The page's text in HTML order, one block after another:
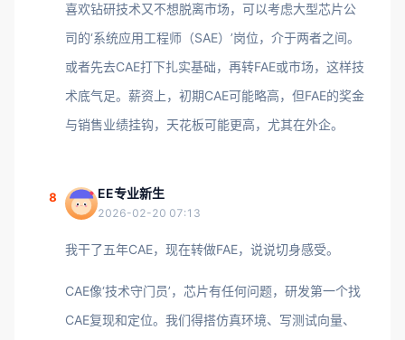
喜欢钻研技术又不想脱离市场，可以考虑大型芯片公
司的‘系统应用工程师（SAE）’岗位，介于两者之间。
或者先去CAE打下扎实基础，再转FAE或市场，这样技
术底气足。薪资上，初期CAE可能略高，但FAE的奖金
与销售业绩挂钩，天花板可能更高，尤其在外企。
8 EE专业新生
2026-02-20 07:13
我干了五年CAE，现在转做FAE，说说切身感受。
CAE像‘技术守门员’，芯片有任何问题，研发第一个找
CAE复现和定位。我们得搭仿真环境、写测试向量、